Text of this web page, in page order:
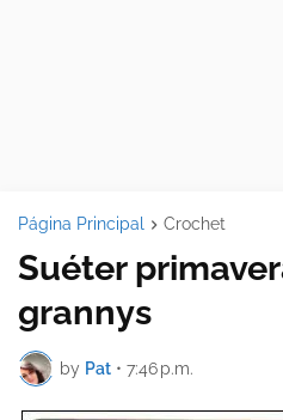
Página Principal Crochet
Suéter
grannys
by Pat • 7:46 p.m.